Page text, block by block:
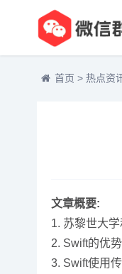
首页 > 热点资
文章概要:
1. 苏黎世大
2. Swift的优
3. Swift使用